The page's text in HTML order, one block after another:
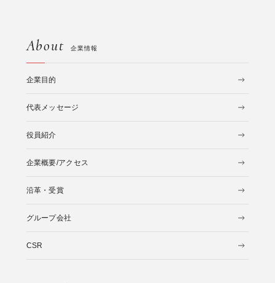
About 企業情報
企業目的
代表メッセージ
役員紹介
企業概要/アクセス
沿革・受賞
グループ会社
CSR